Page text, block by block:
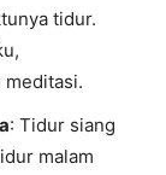
tidur.
meditasi.
: Tidur siang
malam